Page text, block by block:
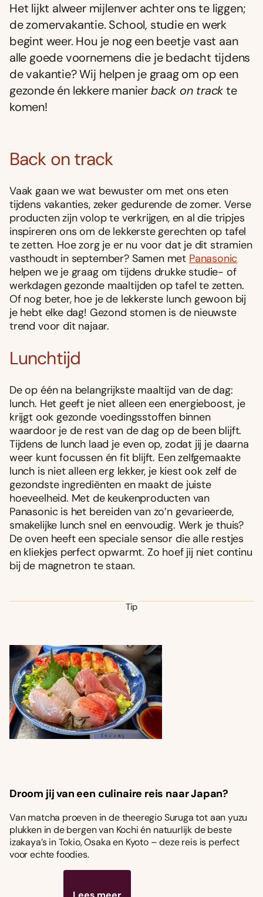
Het lijkt alweer mijlenver achter ons te liggen;
de zomervakantie. School, studie en werk
begint weer. Hou je nog een beetje vast aan
alle goede voornemens die je bedacht tijdens
de vakantie? Wij helpen je graag om op een
gezonde én lekkere manierback on trackte
komen!
Back on track
Vaak gaan we wat bewuster om met ons eten
tijdens vakanties, zeker gedurende de zomer. Verse
producten zijn volop te verkrijgen, en al die tripjes
inspireren ons om de lekkerste gerechten op tafel
te zetten. Hoe zorg je er nu voor dat je dit stramien
vasthoudt in september? Samen met Panasonic
helpen we je graag om tijdens drukke studie- of
werkdagen gezonde maaltijden op tafel te zetten.
Of nog beter, hoe je de lekkerste lunch gewoon bij
je hebt elke dag! Gezond stomen is de nieuwste
trend voor dit najaar.
Lunchtijd
De op één na belangrijkste maaltijd van de dag:
lunch. Het geeft je niet alleen een energieboost, je
krijgt ook gezonde voedingsstoffen binnen
waardoor je de rest van de dag op de been blijft.
Tijdens de lunch laad je even op, zodat jij je daarna
weer kunt focussen én fit blijft. Een zelfgemaakte
lunch is niet alleen erg lekker, je kiest ook zelf de
gezondste ingrediënten en maakt de juiste
hoeveelheid. Met de keukenproducten van
Panasonic is het bereiden van zo’n gevarieerde,
smakelijke lunch snel en eenvoudig. Werk je thuis?
De oven heeft een speciale sensor die alle restjes
en kliekjes perfect opwarmt. Zo hoef jij niet continu
bij de magnetron te staan.
Tip
Droom jij van een culinaire reis naar Japan?
Van matcha proeven in de theeregio Suruga tot aan yuzu
plukken in de bergen van Kochi én natuurlijk de beste
izakaya’s in Tokio, Osaka en Kyoto – deze reis is perfect
voor echte foodies.